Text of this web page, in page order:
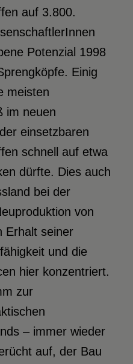
auf 3.800.
Potenzial 1998
Einig
meisten
im neuen
einsetzbaren
schnell auf etwa
dürfte. Dies auch
bei der
von
Erhalt seiner
und die
hier konzentriert.
zur
– immer wieder
auf, der Bau